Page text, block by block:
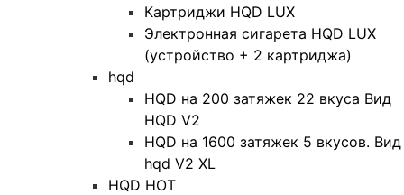
Картриджи HQD LUX
Электронная сигарета HQD LUX
(устройство + 2 картриджа)
hqd
HQD на 200 затяжек 22 вкуса Вид
HQD V2
HQD на 1600 затяжек 5 вкусов. Вид
hqd V2 XL
HQD HOT